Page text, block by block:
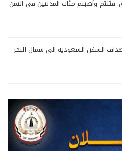
قتلتم وأصبتم مئات المدنيين في اليمن
السفن السعودية إلى شمال البحر